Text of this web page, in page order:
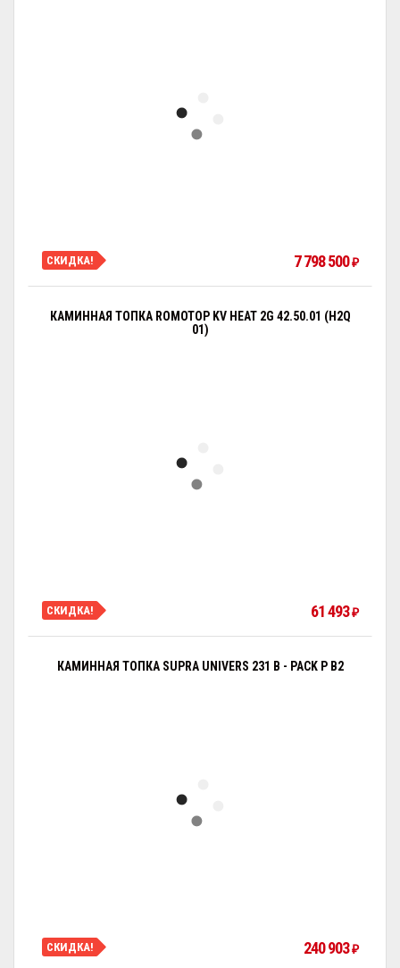
СКИДКА! 7 798 500₽
КАМИННАЯ ТОПКА ROMOTOP KV HEAT 2G 42.50.01 (H2Q
01)
СКИДКА! 61 493₽
КАМИННАЯ ТОПКА SUPRA UNIVERS 231 B - PACK P B2
СКИДКА! 240 903₽